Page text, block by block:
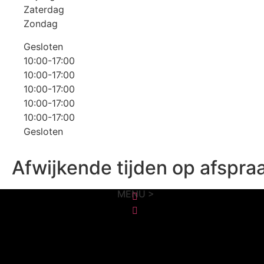
Zaterdag
Zondag
Gesloten
10:00-17:00
10:00-17:00
10:00-17:00
10:00-17:00
10:00-17:00
Gesloten
Afwijkende tijden op
MENU >